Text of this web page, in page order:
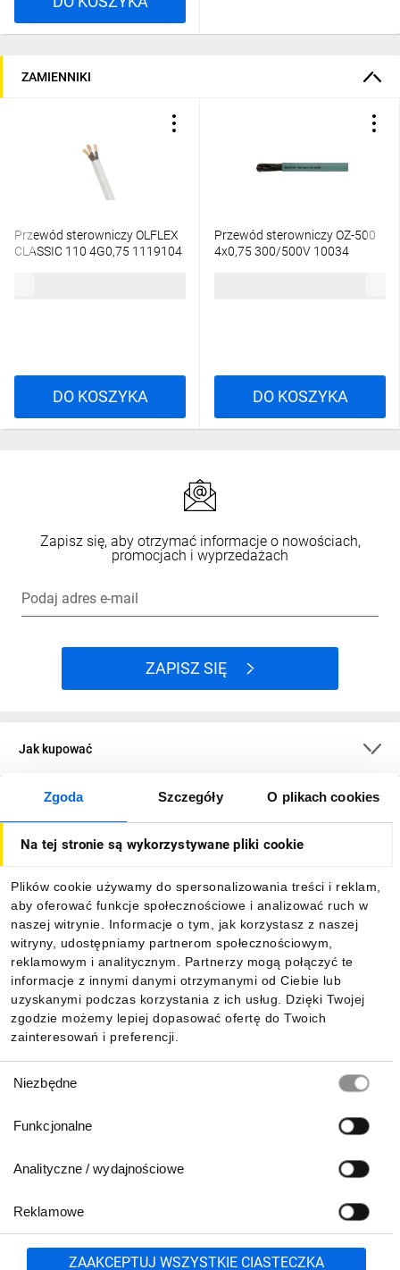
Zgoda Szczegóły O plikach cookies
Na tej stronie są wykorzystywane pliki cookie
Plików cookie używamy do spersonalizowania treści i reklam,
aby oferować funkcje społecznościowe i analizować ruch w
naszej witrynie. Informacje o tym, jak korzystasz z naszej
witryny, udostępniamy partnerom społecznościowym,
reklamowym i analitycznym. Partnerzy mogą połączyć te
informacje z innymi danymi otrzymanymi od Ciebie lub
uzyskanymi podczas korzystania z ich usług. Dzięki Twojej
zgodzie możemy lepiej dopasować ofertę do Twoich
zainteresowań i preferencji.
zgody
Niezbędne
Funkcjonalne
Analityczne / wydajnościowe
Reklamowe
ZAAKCEPTUJ WSZYSTKIE CIASTECZKA
ZAMIENNIKI
Przewód sterowniczy OLFLEX
CLASSIC 110 4G0,75 1119104
DO KOSZYKA
Przewód sterowniczy OZ-500
4x0,75 300/500V 10034
DO KOSZYKA
Zapisz się, aby otrzymać informacje o nowościach,
promocjach i wyprzedażach
Podaj adres e-mail
ZAPISZ SIĘ
Jak kupować
O firmie
Informacje
Pobierz naszą aplikację mobilną:
801 500 700 lub
71 37 61 600